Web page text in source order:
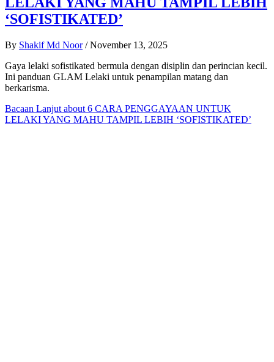
‘SOFISTIKATED’
By Shakif Md Noor / November 13, 2025
Gaya lelaki sofistikated bermula dengan disiplin dan perincian kecil.
Ini panduan GLAM Lelaki untuk penampilan matang dan
berkarisma.
Bacaan Lanjut about 6 CARA PENGGAYAAN UNTUK
LELAKI YANG MAHU TAMPIL LEBIH ‘SOFISTIKATED’